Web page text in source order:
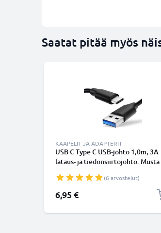
Saatat pitää myös
KAAPELIT JA ADAPTERIT
USB C Type C USB-johto 1,0m, 3A
lataus- ja tiedonsiirtojohto. Musta
USB-kaapeli
(6 arvostelut)
6,95 €